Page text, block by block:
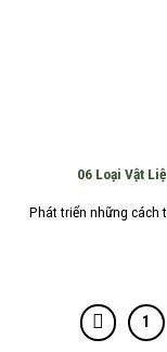
06 Loại Vật
Phát triển những cách
1